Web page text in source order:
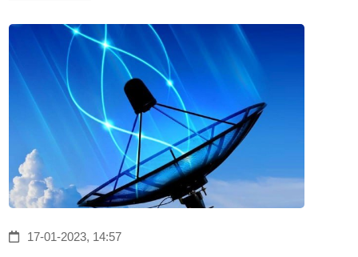
17-01-2023, 14:57